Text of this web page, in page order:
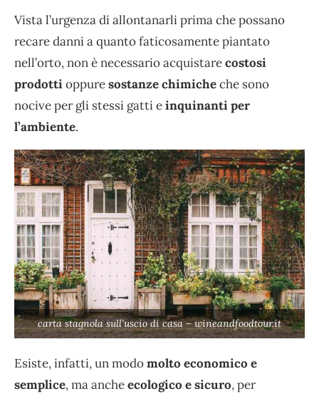
Vista l’urgenza di allontanarli prima che possano
recare danni a quanto faticosamente piantato
nell’orto, non è necessario acquistarecostosi
prodottioppuresostanze chimicheche sono
nocive per gli stessi gatti einquinanti per
l’ambiente.
carta stagnola sull’uscio di casa – wineandfoodtour.it
Esiste, infatti, un modomolto economico e
semplice, ma ancheecologico e sicuro, per